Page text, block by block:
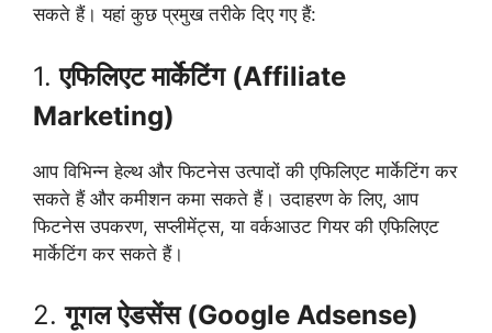
सकते हैं। यहां कुछ प्रमुख तरीके दिए गए हैं:
1.एफिलिएट मार्केटिंग (Affiliate
Marketing)
आप विभिन्न हेल्थ और फिटनेस उत्पादों की एफिलिएट मार्केटिंग कर
सकते हैं और कमीशन कमा सकते हैं। उदाहरण के लिए, आप
फिटनेस उपकरण, सप्लीमेंट्स, या वर्कआउट गियर की एफिलिएट
मार्केटिंग कर सकते हैं।
2.गूगल ऐडसेंस (Google Adsense)